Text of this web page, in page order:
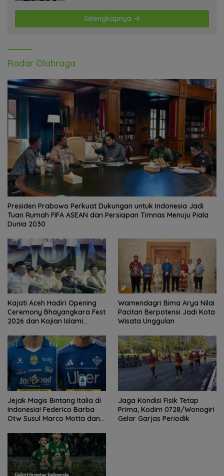
Selengkapnya
Radar Olahraga
Presiden Prabowo Perkuat Dukungan untuk Indonesia Jadi
Tuan Rumah FIFA ASEAN dan Persiapan Timnas Menuju Piala
Dunia 2030
Kajati Aceh Hadiri Opening
Ceremony Bhayangkara Fest
2026 dan Kajian Islami
Adi Hidayat
Wamendagri Bima Arya Nilai
Pacitan Berpotensi Jadi Kota
Wisata Unggulan
Jejak Magis Bintang Italia di
Indonesia! Federico Barba
Otw Susul Marco Motta dan
Trofi?
Jaga Kondisi Fisik Tetap
Prima, Kodim 0728/Wonogiri
Gelar Garjas Periodik